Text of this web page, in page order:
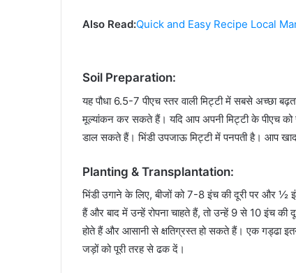
Also Read:Quick and Easy Recipe Local
Soil Preparation:
यह पौधा 6.5-7 पीएच स्तर वाली मिट्टी में सबसे अच्छा
मूल्यांकन कर सकते हैं। यदि आप अपनी मिट्टी के पीएच को
डाल सकते हैं। भिंडी उपजाऊ मिट्टी में पनपती है। आप
Planting & Transplantation:
भिंडी उगाने के लिए, बीजों को 7-8 इंच की दूरी पर और ½
हैं और बाद में उन्हें रोपना चाहते हैं, तो उन्हें 9 से 10 इंच की
होते हैं और आसानी से क्षतिग्रस्त हो सकते हैं। एक गड्ढा
जड़ों को पूरी तरह से ढक दें।